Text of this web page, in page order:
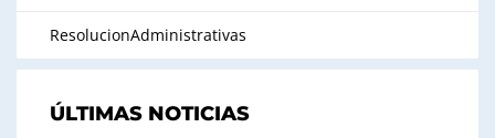
ResolucionAdministrativas
ÚLTIMAS NOTICIAS